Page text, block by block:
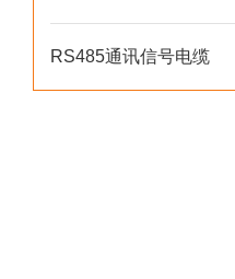
RS485通讯信号电缆